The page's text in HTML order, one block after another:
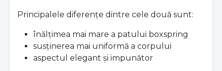
Principalele diferențe dintre cele două sunt:
înălțimea mai mare a patului boxspring
susținerea mai uniformă a corpului
aspectul elegant și impunător